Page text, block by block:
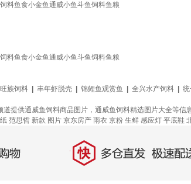
料鱼食小金鱼通威小鱼斗鱼饲料鱼粮
料鱼食小金鱼通威小鱼斗鱼饲料鱼粮
旺族饲料 丰年虾脱壳 锦鲤鱼观赏鱼 全兴水产饲料 统
提供通威鱼饲料商品图片，通威鱼饲料精选图片大全等
范思哲 新款 图片 京东房产 雨衣 京粉 生鲜 感应灯 平底鞋
快 多仓直发，极速配送